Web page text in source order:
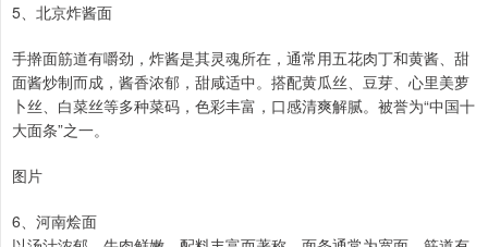
5、北京炸酱面
手擀面筋道有嚼劲，炸酱是其灵魂所在，通常用五花肉丁和黄酱、甜
面酱炒制而成，酱香浓郁，甜咸适中。搭配黄瓜丝、豆芽、心里美萝
卜丝、白菜丝等多种菜码，色彩丰富，口感清爽解腻。被誉为“中国十
大面条”之一。
图片
6、河南烩面